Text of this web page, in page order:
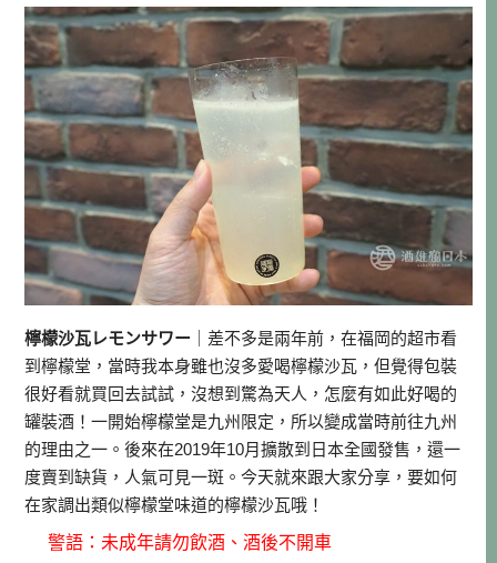
檸檬沙瓦レモンサワー ｜差不多是兩年前，在福岡的超市看
到檸檬堂，當時我本身雖也沒多愛喝檸檬沙瓦，但覺得包裝
很好看就買回去試試，沒想到驚為天人，怎麼有如此好喝的
罐裝酒！一開始檸檬堂是九州限定，所以變成當時前往九州
的理由之一。後來在2019年10月擴散到日本全國發售，還一
度賣到缺貨，人氣可見一斑。今天就來跟大家分享，要如何
在家調出類似檸檬堂味道的檸檬沙瓦哦！
警語：未成年請勿飲酒、酒後不開車